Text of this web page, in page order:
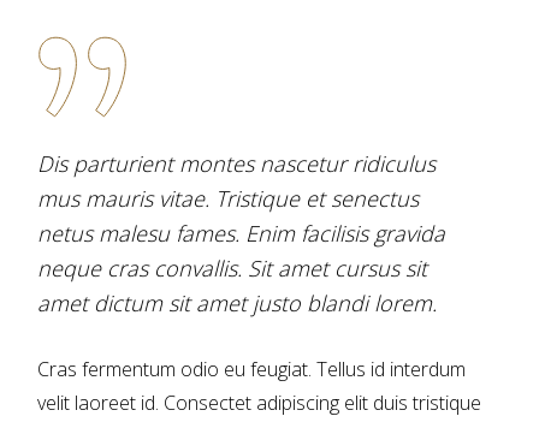
Dis parturient montes nascetur ridiculus
mus mauris vitae. Tristique et senectus
netus malesu fames. Enim facilisis gravida
neque cras convallis. Sit amet cursus sit
amet dictum sit amet justo blandi lorem.
Cras fermentum odio eu feugiat. Tellus id interdum
velit laoreet id. Consectet adipiscing elit duis tristique